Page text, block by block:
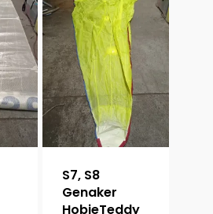
S7, S8
Genaker
HobieTeddy